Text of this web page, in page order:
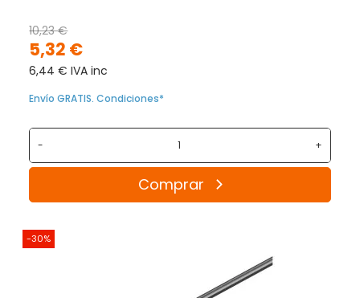
5,32 €
10,23 €
6,44 € IVA inc
Envío GRATIS. Condiciones*
- +
Comprar
-30%